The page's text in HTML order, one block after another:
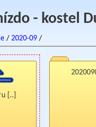
- kostel
/ 2020-09 /
[..]